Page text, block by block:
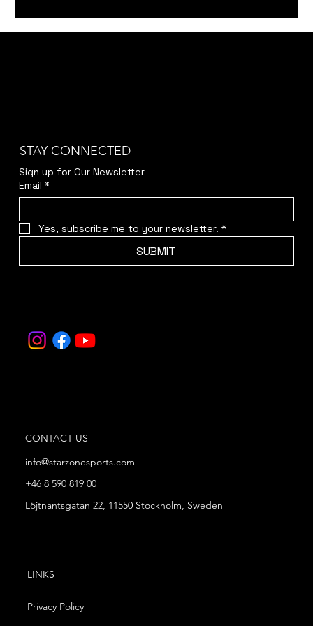
STAY CONNECTED
Sign up for Our Newsletter
Email *
Yes, subscribe me to your newsletter. *
SUBMIT
CONTACT US
info@starzonesports.com
+46 8 590 819 00
Löjtnantsgatan 22, 11550 Stockholm, Sweden
LINKS
Privacy Policy